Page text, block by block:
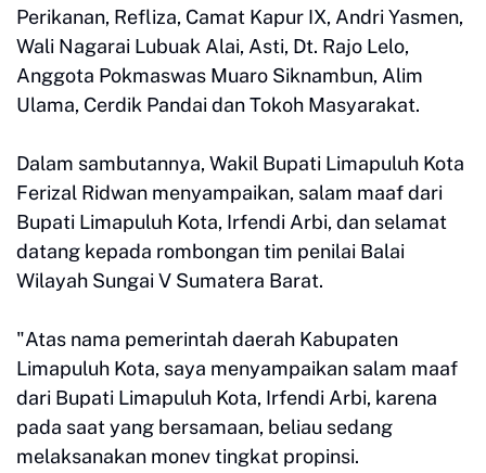
Perikanan, Refliza, Camat Kapur IX, Andri Yasmen,
Wali Nagarai Lubuak Alai, Asti, Dt. Rajo Lelo,
Anggota Pokmaswas Muaro Siknambun, Alim
Ulama, Cerdik Pandai dan Tokoh Masyarakat.
Dalam sambutannya, Wakil Bupati Limapuluh Kota
Ferizal Ridwan menyampaikan, salam maaf dari
Bupati Limapuluh Kota, Irfendi Arbi, dan selamat
datang kepada rombongan tim penilai Balai
Wilayah Sungai V Sumatera Barat.
"Atas nama pemerintah daerah Kabupaten
Limapuluh Kota, saya menyampaikan salam maaf
dari Bupati Limapuluh Kota, Irfendi Arbi, karena
pada saat yang bersamaan, beliau sedang
melaksanakan monev tingkat propinsi.